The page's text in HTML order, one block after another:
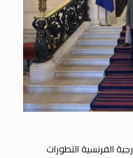
الفرنسية التطورات